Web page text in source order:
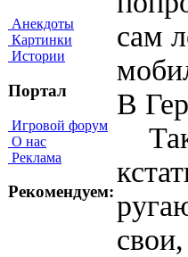
Анекдоты
Картинки
Истории
Портал
Игровой форум
О нас
Реклама
Рекомендуем:
сам
В